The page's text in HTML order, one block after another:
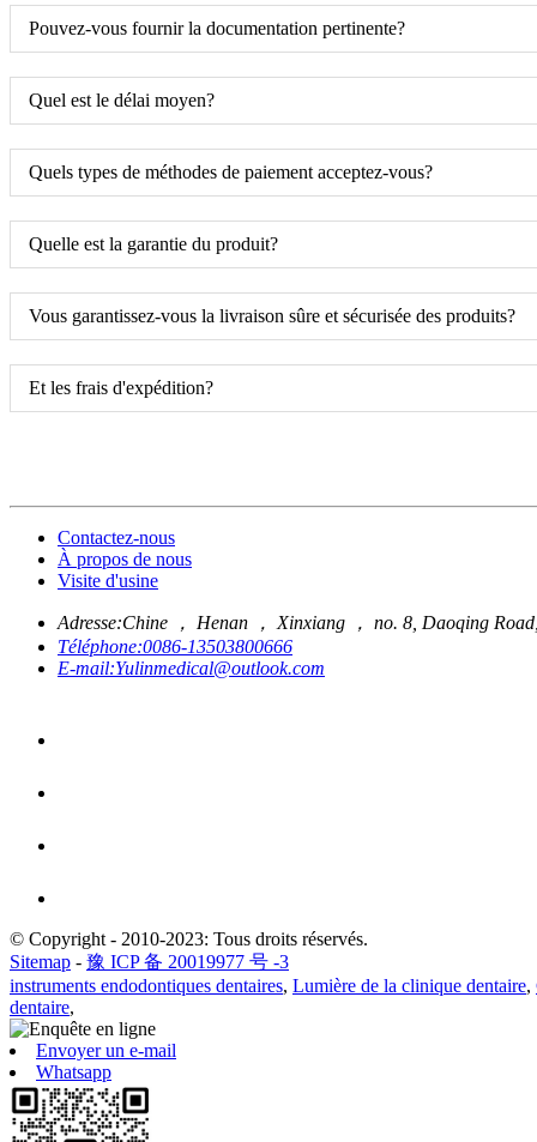
Pouvez-vous fournir la documentation pertinente?
Quel est le délai moyen?
Quels types de méthodes de paiement acceptez-vous?
Quelle est la garantie du produit?
Vous garantissez-vous la livraison sûre et sécurisée des produits?
Et les frais d'expédition?
Contactez-nous
À propos de nous
Visite d'usine
Adresse:Chine ， Henan ， Xinxiang ， no. 8, Daoqing
Téléphone:0086-13503800666
E-mail:Yulinmedical@outlook.com
© Copyright - 2010-2023: Tous droits réservés.
Sitemap - 豫 ICP 备 20019977 号 -3
instruments endodontiques dentaires, Lumière de la clinique dentaire,
dentaire,
Envoyer un e-mail
Whatsapp